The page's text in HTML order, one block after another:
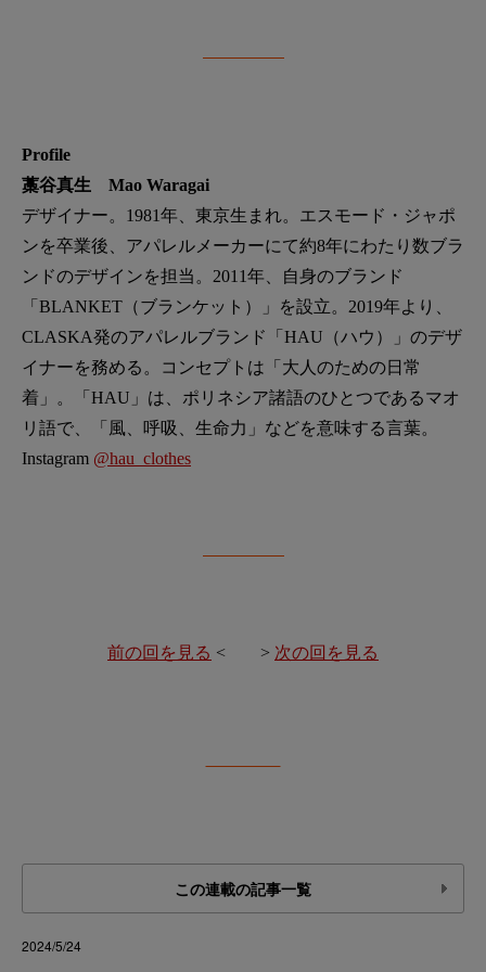
Profile
藁谷真生 Mao Waragai
デザイナー。1981年、東京生まれ。エスモード・ジャポ
ンを卒業後、アパレルメーカーにて約8年にわたり数ブラ
ンドのデザインを担当。2011年、自身のブランド
「BLANKET（ブランケット）」を設立。2019年より、
CLASKA発のアパレルブランド「HAU（ハウ）」のデザ
イナーを務める。コンセプトは「大人のための日常
着」。「HAU」は、ポリネシア諸語のひとつであるマオ
リ語で、「風、呼吸、生命力」などを意味する言葉。
Instagram @hau_clothes
前の回を見る < > 次の回を見る
この連載の記事一覧
2024/5/24